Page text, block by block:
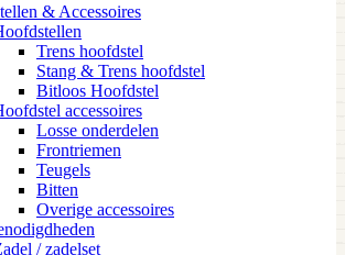
& Accessoires
Trens hoofdstel
Stang & Trens hoofdstel
Bitloos Hoofdstel
accessoires
Losse onderdelen
Frontriemen
Teugels
Bitten
Overige accessoires
/ zadelset